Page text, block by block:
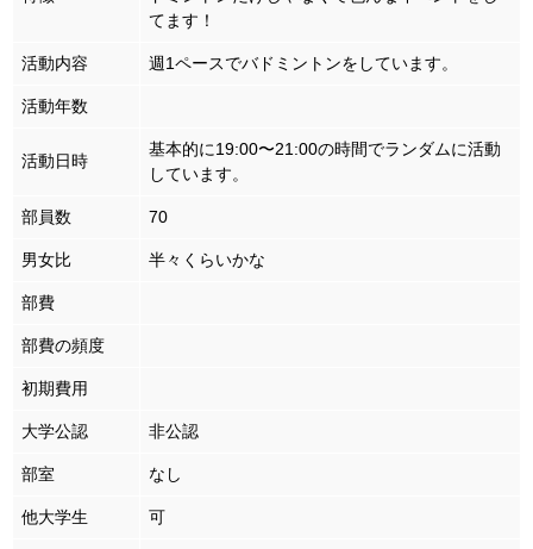
てます！
活動内容 週1ペースでバドミントンをしています。
活動年数
活動日時
基本的に19:00〜21:00の時間でランダムに活動
しています。
部員数 70
男女比 半々くらいかな
部費
部費の頻度
初期費用
大学公認 非公認
部室 なし
他大学生 可